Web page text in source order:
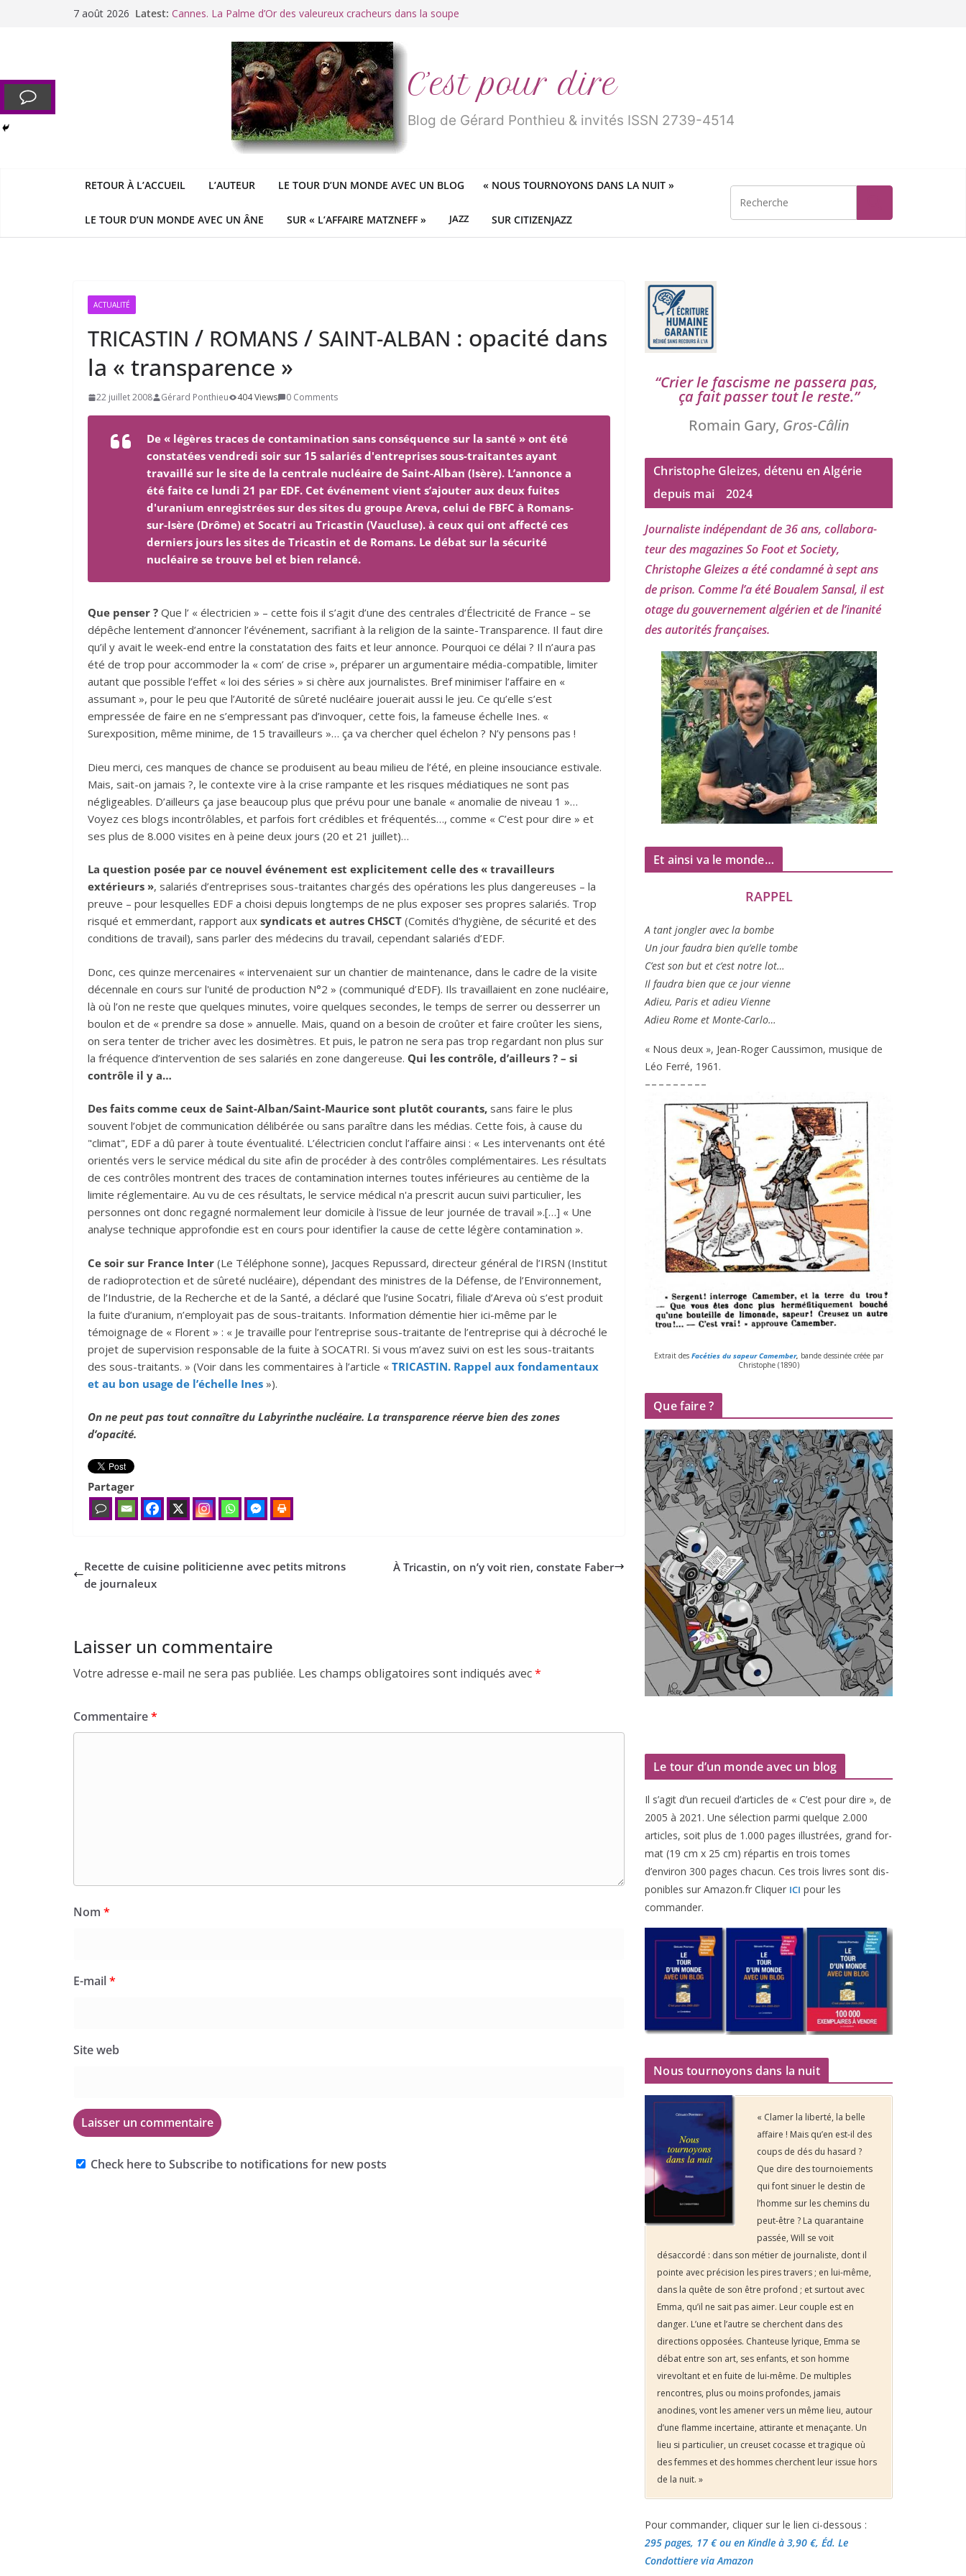
7 août 2026 Latest: Cannes. La Palme d’Or des valeureux cracheurs dans la soupe
Racisme. Moi, Picard-Marseillais traité de « blanc de merde » !
George : « Le meilleur des mondes » ou «
Le patriarcat », bouc émissaire des féministes idéologiquesC’est pour dire
Blog de Gérard Ponthieu & invités ISSN 2739-4514
RETOUR À L’ACCUEIL L’AUTEUR LE TOUR D’UN MONDE AVEC UN BLOG « NOUS TOURNOYONS DANS LA NUIT »
LE TOUR D’UN MONDE AVEC UN ÂNE SUR « L’AFFAIRE MATZNEFF » JAZZ SUR CITIZENJAZZ
ACTUALITÉ
TRICASTIN /​ ROMANS /​ SAINT-ALBAN : opacité dans
la « transparence »
22 juillet 2008 Gérard Ponthieu 404 Views 0 Comments
De « légères traces de contamination sans conséquence sur la santé » ont été
constatées vendredi soir sur 15 salariés d'entreprises sous-traitantes ayant
travaillé sur le site de la centrale nucléaire de Saint-Alban (Isère). L’annonce a
été faite ce lundi 21 par EDF. Cet événement vient s’ajouter aux deux fuites
d'uranium enregistrées sur des sites du groupe Areva, celui de FBFC à Romans-
sur-Isère (Drôme) et Socatri au Tricastin (Vaucluse). à ceux qui ont affecté ces
derniers jours les sites de Tricastin et de Romans. Le débat sur la sécurité
nucléaire se trouve bel et bien relancé.
Que penser ? Que l’ « électricien » – cette fois il s’agit d’une des centrales d’Électricité de France – se
dépêche lentement d’annoncer l’événement, sacrifiant à la religion de la sainte-Transparence. Il faut dire
qu’il y avait le week-end entre la constatation des faits et leur annonce. Pourquoi ce délai ? Il n’aura pas
été de trop pour accommoder la « com’ de crise », préparer un argumentaire média-compatible, limiter
autant que possible l’effet « loi des séries » si chère aux journalistes. Bref minimiser l’affaire en «
assumant », pour le peu que l’Autorité de sûreté nucléaire jouerait aussi le jeu. Ce qu’elle s’est
empressée de faire en ne s’empressant pas d’invoquer, cette fois, la fameuse échelle Ines. «
Surexposition, même minime, de 15 travailleurs »… ça va chercher quel échelon ? N’y pensons pas !
Dieu merci, ces manques de chance se produisent au beau milieu de l’été, en pleine insouciance estivale.
Mais, sait-on jamais ?, le contexte vire à la crise rampante et les risques médiatiques ne sont pas
négligeables. D’ailleurs ça jase beaucoup plus que prévu pour une banale « anomalie de niveau 1 »…
Voyez ces blogs incontrôlables, et parfois fort crédibles et fréquentés…, comme « C’est pour dire » et
ses plus de 8.000 visites en à peine deux jours (20 et 21 juillet)…
La question posée par ce nouvel événement est explicitement celle des « travailleurs
extérieurs », salariés d’entreprises sous-traitantes chargés des opérations les plus dangereuses – la
preuve – pour lesquelles EDF a choisi depuis longtemps de ne plus exposer ses propres salariés. Trop
risqué et emmerdant, rapport aux syndicats et autres CHSCT (Comités d'hygiène, de sécurité et des
conditions de travail), sans parler des médecins du travail, cependant salariés d’EDF.
Donc, ces quinze mercenaires « intervenaient sur un chantier de maintenance, dans le cadre de la visite
décennale en cours sur l'unité de production N°2 » (communiqué d’EDF). Ils travaillaient en zone nucléaire,
là où l’on ne reste que quelques minutes, voire quelques secondes, le temps de serrer ou desserrer un
boulon et de « prendre sa dose » annuelle. Mais, quand on a besoin de croûter et faire croûter les siens,
on sera tenter de tricher avec les dosimètres. Et puis, le patron ne sera pas trop regardant non plus sur
la fréquence d’intervention de ses salariés en zone dangereuse. Qui les contrôle, d’ailleurs ? – si
contrôle il y a…
Des faits comme ceux de Saint-Alban/Saint-Maurice sont plutôt courants, sans faire le plus
souvent l’objet de communication délibérée ou sans paraître dans les médias. Cette fois, à cause du
"climat", EDF a dû parer à toute éventualité. L’électricien conclut l’affaire ainsi : « Les intervenants ont été
orientés vers le service médical du site afin de procéder à des contrôles complémentaires. Les résultats
de ces contrôles montrent des traces de contamination internes toutes inférieures au centième de la
limite réglementaire. Au vu de ces résultats, le service médical n'a prescrit aucun suivi particulier, les
personnes ont donc regagné normalement leur domicile à l'issue de leur journée de travail ».[…] « Une
analyse technique approfondie est en cours pour identifier la cause de cette légère contamination ».
Ce soir sur France Inter (Le Téléphone sonne), Jacques Repussard, directeur général de l’IRSN (Institut
de radioprotection et de sûreté nucléaire), dépendant des ministres de la Défense, de l’Environnement,
de l’Industrie, de la Recherche et de la Santé, a déclaré que l’usine Socatri, filiale d’Areva où s’est produit
la fuite d’uranium, n’employait pas de sous-traitants. Information démentie hier ici-même par le
témoignage de « Florent » : « Je travaille pour l’entreprise sous-traitante de l’entreprise qui à décroché le
projet de supervision responsable de la fuite à SOCATRI. Si vous m’avez suivi on est les sous-traitants
des sous-traitants. » (Voir dans les commentaires à l’article « TRICASTIN. Rappel aux fondamentaux
et au bon usage de l’échelle Ines »).
On ne peut pas tout connaître du Labyrinthe nucléaire. La transparence réerve bien des zones
d’opacité.
Partager
Recette de cuisine politicienne avec petits mitrons
de journaleux
À Tricastin, on n’y voit rien, constate Faber
Laisser un commentaire
Votre adresse e-mail ne sera pas publiée. Les champs obligatoires sont indiqués avec*
Commentaire*
Nom *
E-mail*
Site web
Check here to Subscribe to notifications for new posts
“Crier le fas­cisme ne pas­se­ra pas,
ça fait pas­ser tout le reste.”
Romain Gary, Gros-Câlin
Christophe Gleizes, détenu en Algérie
depuis mai
2024
Journaliste indé­pen­dant de36ans, col­la­bo­ra­
teur des maga­zines So Foot et Society,
Christophe Gleizesa été condam­né à sept ans
de pri­son. Comme l’a été Boualem Sansal, il est
otage du gou­ver­ne­ment algé­rien et de l’i­na­ni­té
des auto­ri­tés françaises.
Et ainsi va le monde…
RAPPEL
A tant jon­gler avec la bombe
Un jour fau­dra bien qu’elle tombe
C’est son but et c’est notre lot…
Il fau­dra bien que ce jour vienne
Adieu, Paris et adieu Vienne
Adieu Rome et Monte-Carlo…
« Nous deux », Jean-Roger Caussimon, musique de
Léo Ferré, 1961 .
– – – – – – – – –
Extrait des Facéties du sapeur Camember, bande des­si­née créée par
Christophe (1890)
Que faire ?
Le tour d’un monde avec un blog
Il s’agit d’un recueil d’ar­ticles de « C’est pour dire », de
2005 à 2021 . Une sélec­tion par­mi quelque 2.000
articles, soit plus de 1 .000 pages illus­trées, grand for­
mat (19 cm x 25 cm) répar­tis en trois tomes
d’environ 300 pages cha­cun. Ces trois livres sont dis­
po­nibles sur Amazon​.fr Cliquer ICI pour les
commander.
Nous tournoyons dans la nuit
« Clamer la liberté, la belle
affaire ! Mais qu’en est-il des
coups de dés du hasard ?
Que dire des tournoiements
qui font sinuer le destin de
l’homme sur les chemins du
peut-être ? La quarantaine
passée, Will se voit
désaccordé : dans son métier de journaliste, dont il
pointe avec précision les pires travers ; en lui-même,
dans la quête de son être profond ; et surtout avec
Emma, qu’il ne sait pas aimer. Leur couple est en
danger. L’une et l’autre se cherchent dans des
directions opposées. Chanteuse lyrique, Emma se
débat entre son art, ses enfants, et son homme
virevoltant et en fuite de lui-même. De multiples
rencontres, plus ou moins profondes, jamais
anodines, vont les amener vers un même lieu, autour
d’une flamme incertaine, attirante et menaçante. Un
lieu si particulier, un creuset cocasse et tragique où
des femmes et des hommes cherchent leur issue hors
de la nuit. »
Pour commander, cliquer sur le lien ci-dessous :
295 pages, 17 €ou en Kindle à 3,90 €, Éd. Le
Condottiere via Amazon